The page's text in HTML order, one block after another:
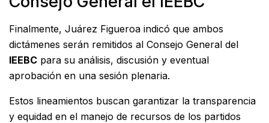
Finalmente, Juárez Figueroa indicó que ambos
dictámenes serán remitidos al Consejo General del
IEEBC para su análisis, discusión y eventual
aprobación en una sesión plenaria.
Estos lineamientos buscan garantizar la transparencia
y equidad en el manejo de recursos de los partidos